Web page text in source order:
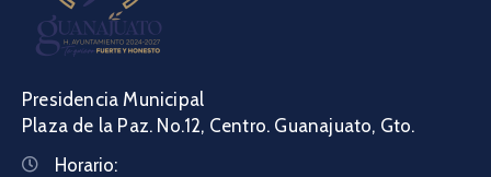
Presidencia Municipal
Plaza de la Paz. No.12, Centro. Guanajuato, Gto.
Horario: